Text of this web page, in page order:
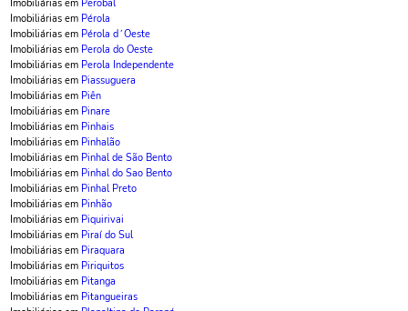
Imobiliárias em Perobal
Imobiliárias em Pérola
Imobiliárias em Pérola d´Oeste
Imobiliárias em Perola do Oeste
Imobiliárias em Perola Independente
Imobiliárias em Piassuguera
Imobiliárias em Piên
Imobiliárias em Pinare
Imobiliárias em Pinhais
Imobiliárias em Pinhalão
Imobiliárias em Pinhal de São Bento
Imobiliárias em Pinhal do Sao Bento
Imobiliárias em Pinhal Preto
Imobiliárias em Pinhão
Imobiliárias em Piquirivai
Imobiliárias em Piraí do Sul
Imobiliárias em Piraquara
Imobiliárias em Piriquitos
Imobiliárias em Pitanga
Imobiliárias em Pitangueiras